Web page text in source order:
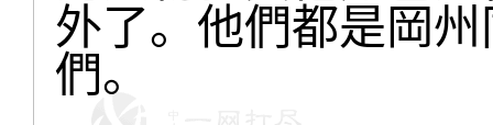
外了。他們都是岡
們。